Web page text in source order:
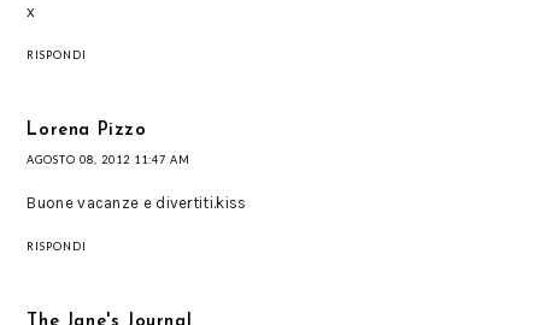
x
RISPONDI
Lorena Pizzo
AGOSTO 08, 2012 11:47 AM
Buone vacanze e divertiti.kiss
RISPONDI